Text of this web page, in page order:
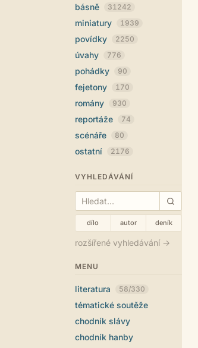
básně 31242
miniatury 1939
povídky 2250
úvahy 776
pohádky 90
fejetony 170
romány 930
reportáže 74
scénáře 80
ostatní 2176
VYHLEDÁVÁNÍ
dílo autor deník
rozšířené vyhledávání →
MENU
literatura 58/330
tématické soutěže
chodník slávy
chodník hanby